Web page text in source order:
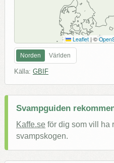
Leaflet |©
Norden Världen
Källa: GBIF
Svampguiden
Kaffe.se för dig som vill ha
svampskogen.